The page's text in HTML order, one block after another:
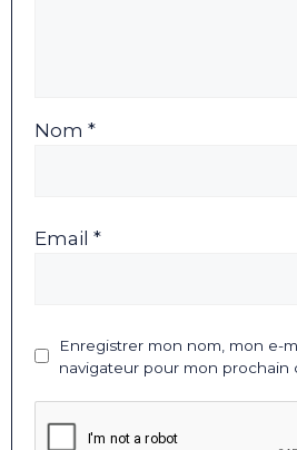
Nom *
Email *
Enregistrer mon nom, mon e-
navigateur pour mon prochain